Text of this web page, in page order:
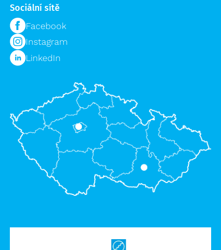
Sociální sítě
Facebook
Instagram
LinkedIn